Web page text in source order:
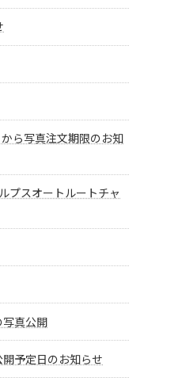
ら写真注文期限のお知
プスオートルートチャ
写真公開
開予定日のお知らせ